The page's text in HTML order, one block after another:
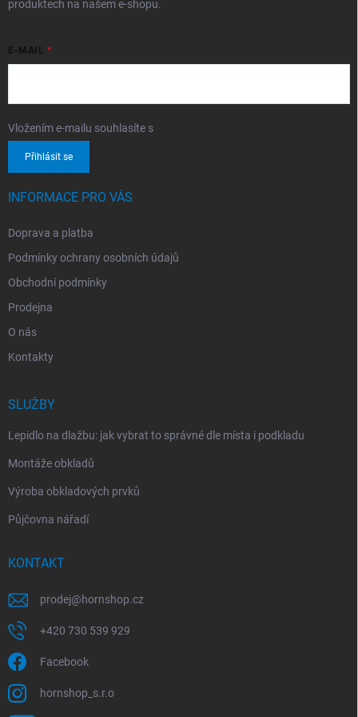
produktech na našem e-shopu.
E-MAIL
Vložením e-mailu souhlasíte s
Přihlásit se
INFORMACE PRO VÁS
Doprava a platba
Podmínky ochrany osobních údajů
Obchodní podmínky
Prodejna
O nás
Kontakty
SLUŽBY
Lepidlo na dlažbu: jak vybrat to správné dle místa i podkladu
Montáže obkladů
Výroba obkladových prvků
Půjčovna nářadí
KONTAKT
prodej@hornshop.cz
+420 730 539 929
Facebook
hornshop_s.r.o